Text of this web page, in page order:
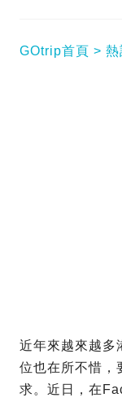
GOtrip首頁 熱
近年來越來越多
位也在所不惜，
求。近日，在